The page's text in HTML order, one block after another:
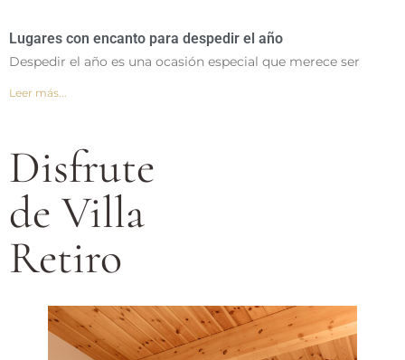
Lugares con encanto para despedir el año
Despedir el año es una ocasión especial que merece ser
Leer más...
Disfrute
de Villa
Retiro